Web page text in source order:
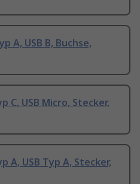
A, USB B, Buchse,
C, USB Micro, Stecker,
A, USB Typ A, Stecker,